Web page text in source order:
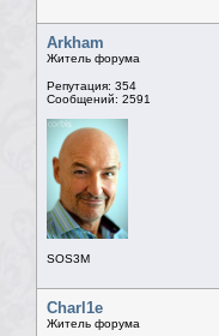
Arkham
Житель форума
Репутация: 354
Сообщений: 2591
SOS3M
Charl1e
Житель форума